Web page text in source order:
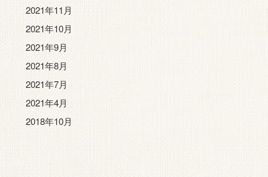
2021年11月
2021年10月
2021年9月
2021年8月
2021年7月
2021年4月
2018年10月